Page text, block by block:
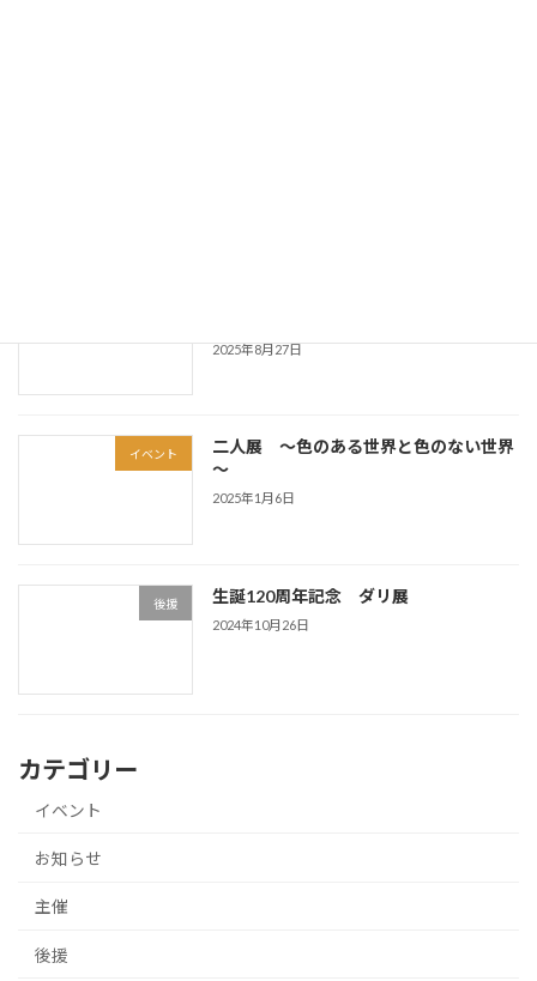
2025年8月27日
イベント
二人展 ～色のある世界と色のない世界
～
2025年1月6日
後援 生誕120周年記念 ダリ展
2024年10月26日
カテゴリー
イベント
お知らせ
主催
後援